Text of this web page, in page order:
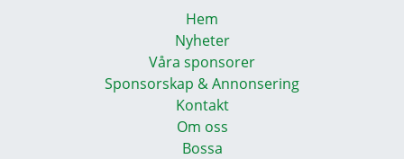
Hem
Nyheter
Våra sponsorer
Sponsorskap & Annonsering
Kontakt
Om oss
Bossa